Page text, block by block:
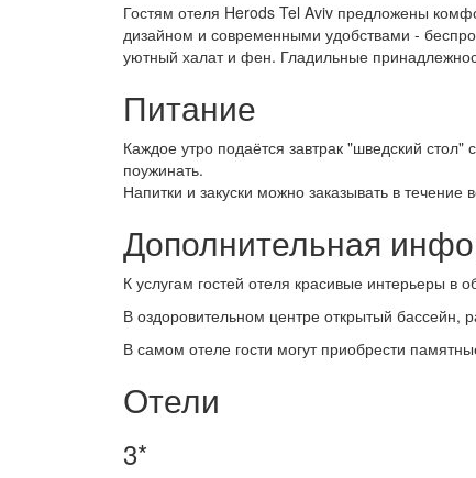
Гостям отеля Herods Tel Aviv предложены
дизайном и современными удобствами -
уютный халат и фен. Гладильные
Питание
Каждое утро подаётся завтрак "шведский
поужинать.
Напитки и закуски можно заказывать в течение
Дополнительная
К услугам гостей отеля красивые интерьеры
В оздоровительном центре открытый бассейн,
В самом отеле гости могут приобрести
Отели
3*